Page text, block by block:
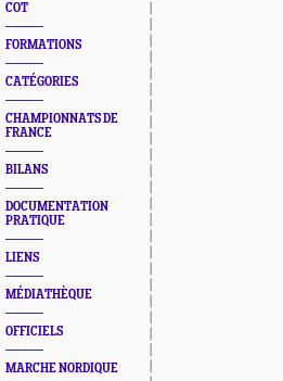
COT
FORMATIONS
CATÉGORIES
CHAMPIONNATS DE
FRANCE
BILANS
DOCUMENTATION
PRATIQUE
LIENS
MÉDIATHÈQUE
OFFICIELS
MARCHE NORDIQUE